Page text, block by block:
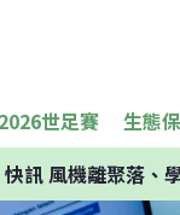
世足賽 生態
快訊風機離聚落、